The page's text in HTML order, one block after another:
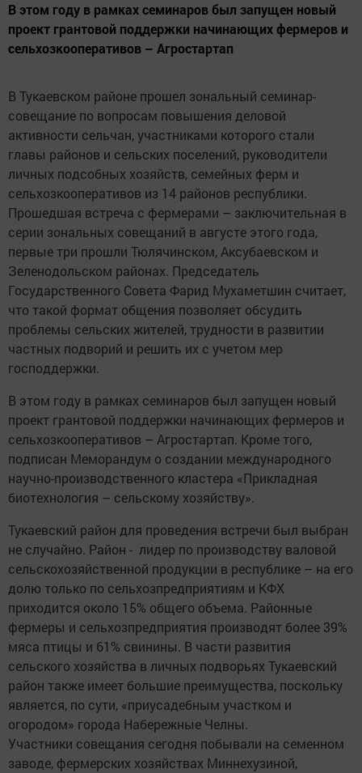
В этом году в рамках семинаров был запущен новый
проект грантовой поддержки начинающих фермеров и
сельхозкооперативов – Агростартап
В Тукаевском районе прошел зональный семинар-
совещание по вопросам повышения деловой
активности сельчан, участниками которого стали
главы районов и сельских поселений, руководители
личных подсобных хозяйств, семейных ферм и
сельхозкооперативов из 14 районов республики.
Прошедшая встреча с фермерами – заключительная в
серии зональных совещаний в августе этого года,
первые три прошли Тюлячинском, Аксубаевском и
Зеленодольском районах. Председатель
Государственного Совета Фарид Мухаметшин считает,
что такой формат общения позволяет обсудить
проблемы сельских жителей, трудности в развитии
частных подворий и решить их с учетом мер
господдержки.
В этом году в рамках семинаров был запущен новый
проект грантовой поддержки начинающих фермеров и
сельхозкооперативов – Агростартап. Кроме того,
подписан Меморандум о создании международного
научно-производственного кластера «Прикладная
биотехнология – сельскому хозяйству».
Тукаевский район для проведения встречи был выбран
не случайно. Район - лидер по производству валовой
сельскохозяйственной продукции в республике – на его
долю только по сельхозпредприятиям и КФХ
приходится около 15% общего объема. Районные
фермеры и сельхозпредприятия производят более 39%
мяса птицы и 61% свинины. В части развития
сельского хозяйства в личных подворьях Тукаевский
район также имеет большие преимущества, поскольку
является, по сути, «приусадебным участком и
огородом» города Набережные Челны.
Участники совещания сегодня побывали на семенном
заводе, фермерских хозяйствах Миннехузиной,